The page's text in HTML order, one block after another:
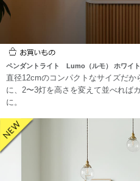
ペンダントライト Lumo（ルモ） ホワイ
直径12cmのコンパクトなサイズだ
に、2〜3灯を高さを変えて並べれば
に。